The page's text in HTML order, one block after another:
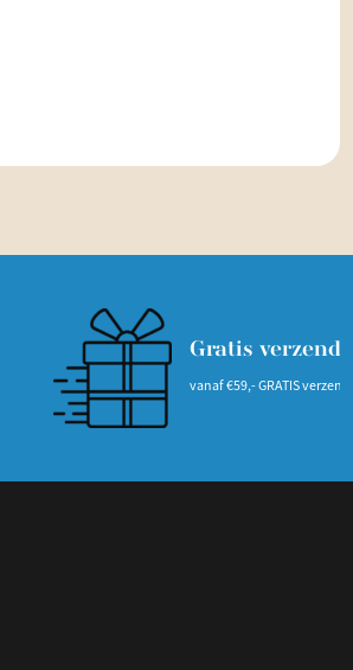
Gratis verzending
vanaf €59,- GRATIS verzending